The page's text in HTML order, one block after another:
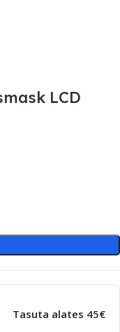
LCD
Tasuta alates 45€